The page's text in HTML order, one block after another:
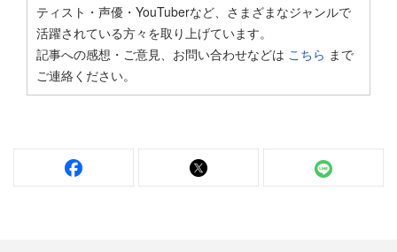
ティスト・声優・YouTuberなど、さまざまなジャンルで
活躍されている方々を取り上げています。
記事への感想・ご意見、お問い合わせなどは こちら まで
ご連絡ください。